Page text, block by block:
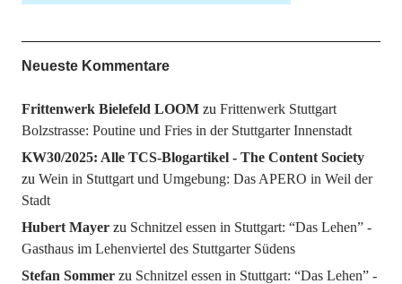
Neueste Kommentare
Frittenwerk Bielefeld LOOMzu Frittenwerk Stuttgart
Bolzstrasse: Poutine und Fries in der Stuttgarter Innenstadt
KW30/2025: Alle TCS-Blogartikel - The Content Society
zu Wein in Stuttgart und Umgebung: Das APERO in Weil der
Stadt
Hubert Mayerzu Schnitzel essen in Stuttgart: “Das Lehen” -
Gasthaus im Lehenviertel des Stuttgarter Südens
Stefan Sommerzu Schnitzel essen in Stuttgart: “Das Lehen” -